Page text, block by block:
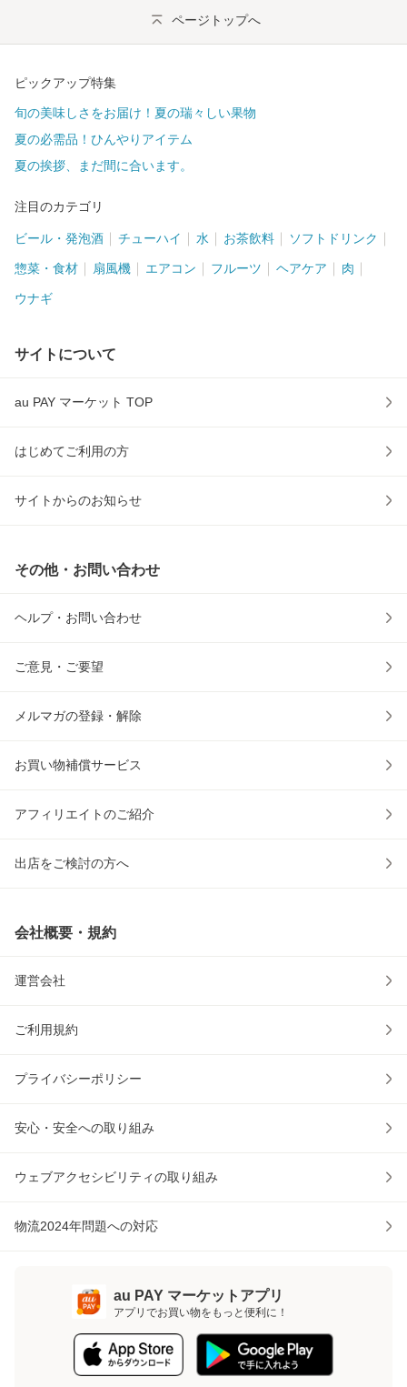
ページトップへ
ピックアップ特集
旬の美味しさをお届け！夏の瑞々しい果物
夏の必需品！ひんやりアイテム
夏の挨拶、まだ間に合います。
注目のカテゴリ
ビール・発泡酒 チューハイ 水 お茶飲料 ソフトドリンク
惣菜・食材 扇風機 エアコン フルーツ ヘアケア 肉
ウナギ
サイトについて
au PAY マーケット TOP
はじめてご利用の方
サイトからのお知らせ
その他・お問い合わせ
ヘルプ・お問い合わせ
ご意見・ご要望
メルマガの登録・解除
お買い物補償サービス
アフィリエイトのご紹介
出店をご検討の方へ
会社概要・規約
運営会社
ご利用規約
プライバシーポリシー
安心・安全への取り組み
ウェブアクセシビリティの取り組み
物流2024年問題への対応
au PAY マーケットアプリ
アプリでお買い物をもっと便利に！